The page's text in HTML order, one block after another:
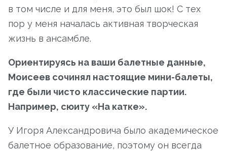
в том числе и для меня, это был шок! С тех
пор у меня началась активная творческая
жизнь в ансамбле.
Ориентируясь на ваши балетные данные,
Моисеев сочинял настоящие мини-балеты,
где были чисто классические партии.
Например, сюиту «На катке».
У Игоря Александровича было академическое
балетное образование, поэтому он всегда